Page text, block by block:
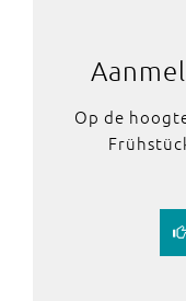
Op de